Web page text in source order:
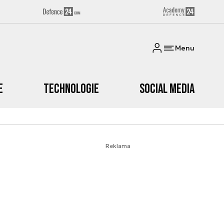
Menu
Technologie Social media
Reklama